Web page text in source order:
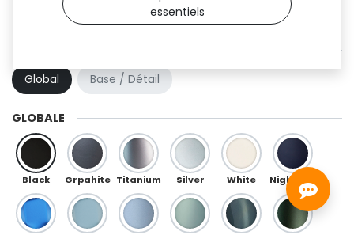
Perseus (TF)
Global
Base / Détail
GLOBALE
Black Grpahite Titanium Silver White
essentiels